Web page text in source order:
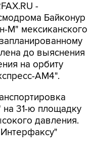
-
Байконур
М" мексиканского
до выяснения
на орбиту
АМ4".
на 31-ю площадку
давления.